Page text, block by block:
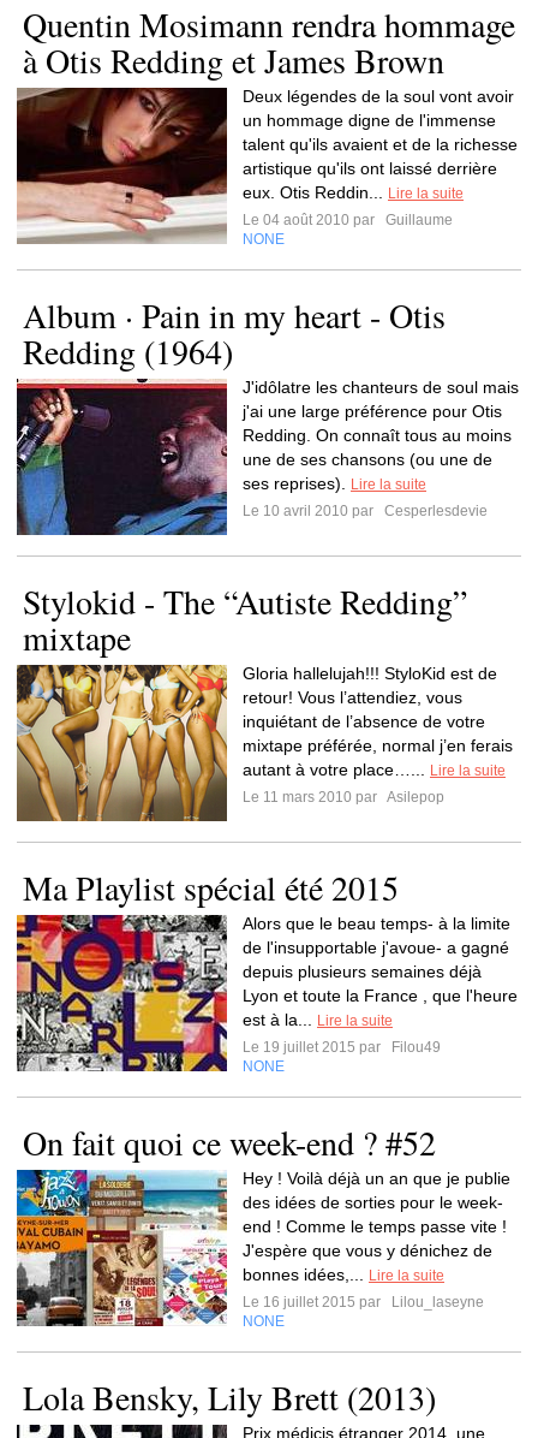
Quentin Mosimann rendra hommage
à Otis Redding et James Brown
Deux légendes de la soul vont avoir
un hommage digne de l'immense
talent qu'ils avaient et de la richesse
artistique qu'ils ont laissé derrière
eux. Otis Reddin...
Lire la suite
Le 04 août 2010 par
Guillaume
NONE
Album · Pain in my heart - Otis
Redding (1964)
J'idôlatre les chanteurs de soul mais
j'ai une large préférence pour Otis
Redding. On connaît tous au moins
une de ses chansons (ou une de
ses reprises).
Lire la suite
Le 10 avril 2010 par
Cesperlesdevie
Stylokid - The “Autiste Redding”
mixtape
Gloria hallelujah!!! StyloKid est de
retour! Vous l’attendiez, vous
inquiétant de l’absence de votre
mixtape préférée, normal j’en ferais
autant à votre place…...
Lire la suite
Le 11 mars 2010 par Asilepop
Ma Playlist spécial été 2015
Alors que le beau temps- à la limite
de l'insupportable j'avoue- a gagné
depuis plusieurs semaines déjà
Lyon et toute la France , que l'heure
est à la...
Lire la suite
Le 19 juillet 2015 par
Filou49
NONE
On fait quoi ce week-end ? #52
Hey ! Voilà déjà un an que je publie
des idées de sorties pour le week-
end ! Comme le temps passe vite !
J'espère que vous y dénichez de
bonnes idées,...
Lire la suite
Le 16 juillet 2015 par
Lilou_laseyne
NONE
Lola Bensky, Lily Brett (2013)
Prix médicis étranger 2014, une